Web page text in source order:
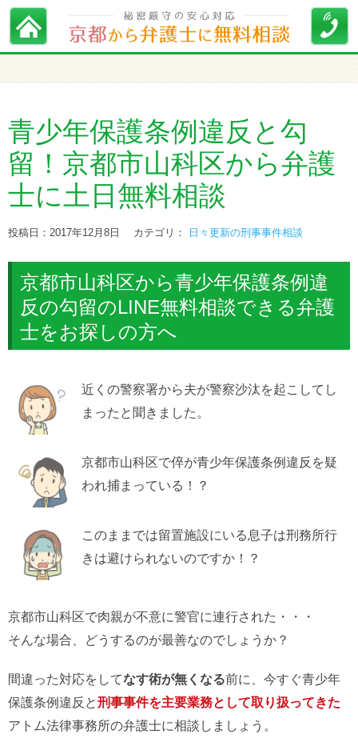
青少年保護条例違反と勾
留！京都市山科区から弁護
士に土日無料相談
投稿日：2017年12月8日 カテゴリ： 日々更新の刑事事件相談
京都市山科区から青少年保護条例違
反の勾留のLINE無料相談できる弁護
士をお探しの方へ
近くの警察署から夫が警察沙汰を起こしてし
まったと聞きました。
京都市山科区で倅が青少年保護条例違反を疑
われ捕まっている！？
このままでは留置施設にいる息子は刑務所行
きは避けられないのですか！？
京都市山科区で肉親が不意に警官に連行された・・・
そんな場合、どうするのが最善なのでしょうか？
間違った対応をしてなす術が無くなる前に、今すぐ青少年
保護条例違反と刑事事件を主要業務として取り扱ってきた
アトム法律事務所の弁護士に相談しましょう。